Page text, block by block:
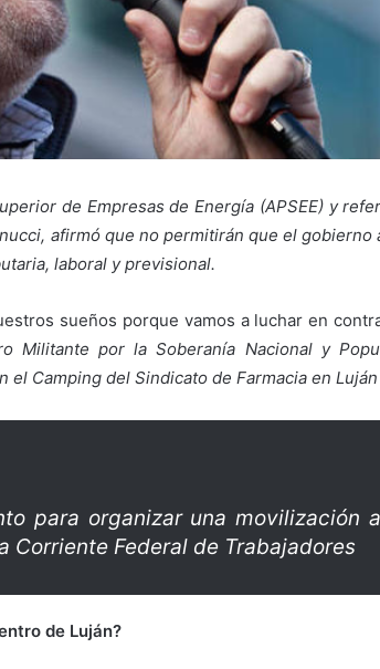
de Empresas de Energía (APSEE) y
afirmó que no permitirán que el gobierno
laboral y previsional.
sueños porque vamos a luchar en
Militante por la Soberanía Nacional y
Camping del Sindicato de Farmacia en Luján
para organizar una movilización
Corriente Federal de Trabajadores
de Luján?